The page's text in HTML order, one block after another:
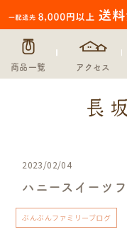
商品一覧 アクセス
2023/02/04
ハニースイーツ
ぶんぶんファミリーブログ